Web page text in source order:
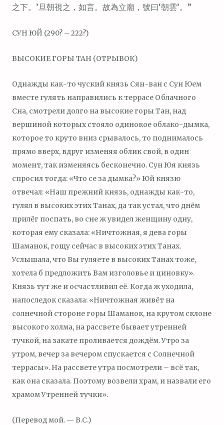
之下。’旦朝視之，如言。故為立廟，號曰‘朝雲’。”
СУН ЮЙ (290? – 222?)
ВЫСОКИЕ ГОРЫ ТАН (ОТРЫВОК)
Однажды как-то чуский князь Сян-ван с Сун Юем
вместе гулять направились к террасе Облачного
Сна, смотрели долго на высокие горы Тан, над
вершиной которых стояло одинокое облако-дымка,
которое то круто вниз срывалось, то поднималось
прямо вверх, вдруг изменяя облик свой, в один
момент, так изменяясь бесконечно. Сун Юя князь
спросил тогда: «Что се за дымка?» Юй князю
отвечал: «Наш прежний князь, однажды как-то,
гулял в высоких этих Танах, да так устал, что днём
прилёг поспать, во сне ж увидел женщину одну,
которая ему сказала: «Ничтожная, я дева горы
Шаманок, гощу сейчас в высоких этих Танах.
Услышала, что Вы гуляете в высоких Танах тоже,
хотела б предложить Вам изголовье и циновку».
Князь тут же и осчастливил её. Когда ж уходила,
напоследок сказала: «Ничтожная живёт на
солнечной стороне горы Шаманок, на крутом склоне
высокого холма, на рассвете бывает утренней
тучкой, на закате проливается дождём. Утро за
утром, вечер за вечером спускается с Солнечной
террасы». На рассвете утра посмотрели – всё так,
как она сказала. Поэтому возвели храм, и назвали его
храмом Утренней тучки».
(Перевод мой. — В.С.)